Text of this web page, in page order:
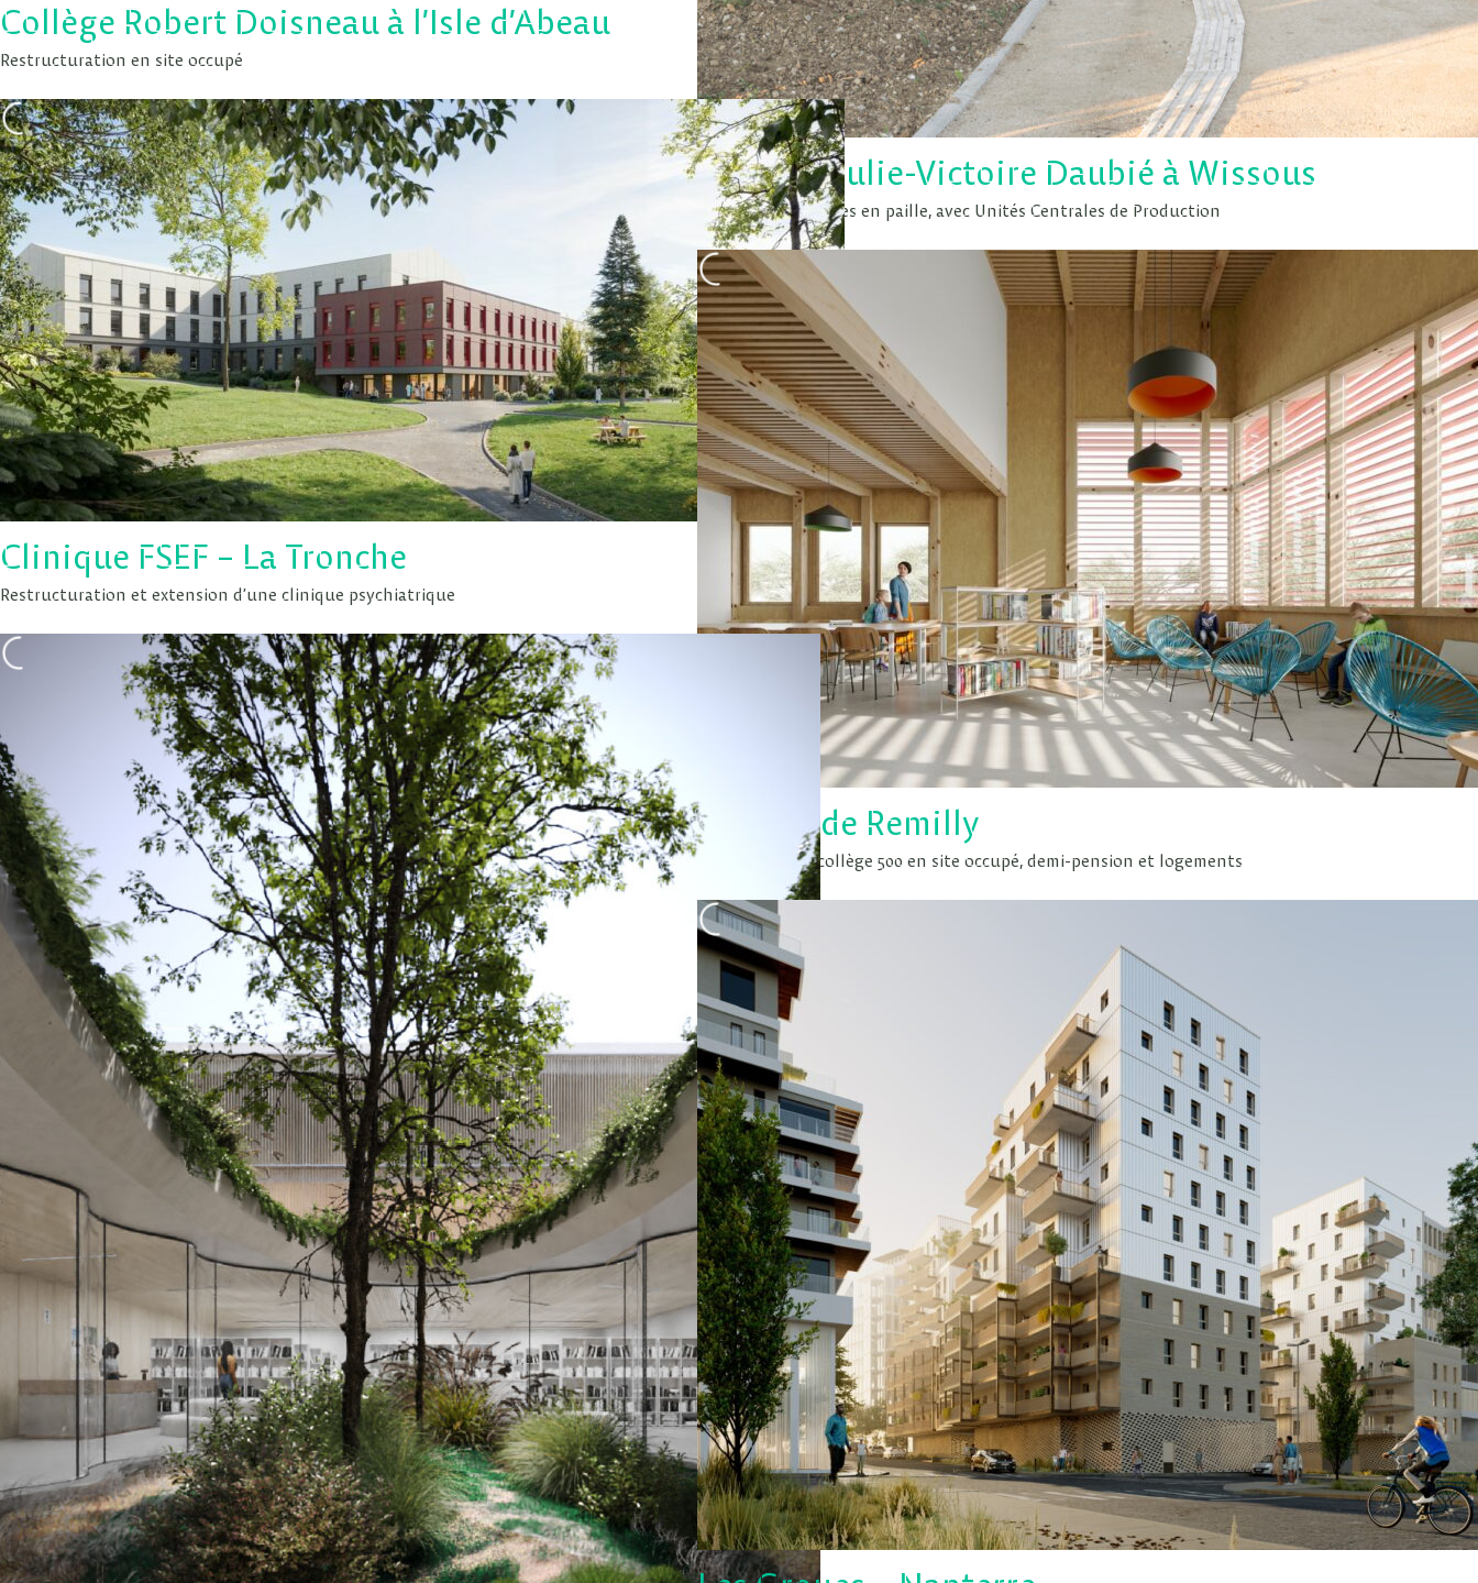
Collèges Julie-Victoire Daubié à Wissous
2 collèges 800 élèves en paille, avec Unités Centrales de Production
Collège Robert Doisneau à l’Isle d’Abeau
Restructuration en site occupé
Clinique FSEF – La Tronche
Restructuration et extension d’une clinique psychiatrique
Collège de Remilly
Rénovation du collège 500 en site occupé, demi-pension et logements